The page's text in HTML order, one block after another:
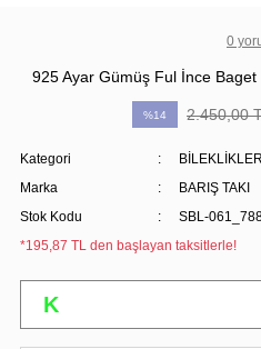
0
925 Ayar Gümüş Ful İnce
%14 2.450,00
Kategori
BİLEKLİKLER
Marka
BARIŞ TAKI
Stok Kodu
SBL-
*195,87 TL den başlayan taksitlerle!